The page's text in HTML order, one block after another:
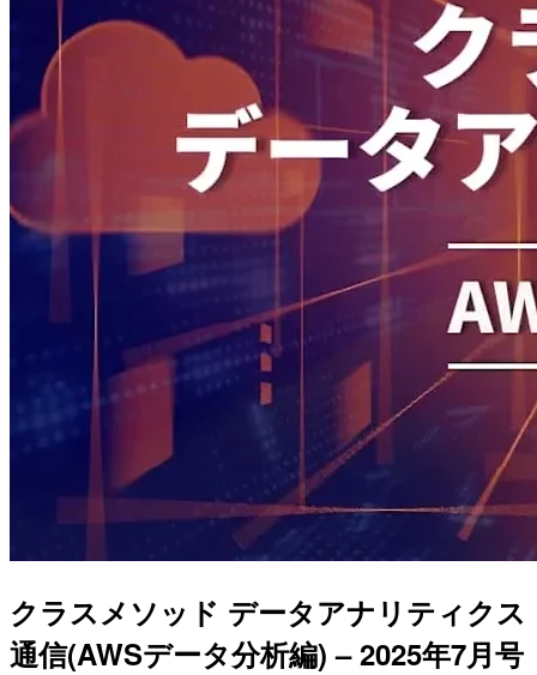
クラスメソッド データアナリティクス
通信(AWSデータ分析編) – 2025年7月号